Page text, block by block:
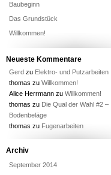
Baubeginn
Das Grundstück
Willkommen!
Neueste Kommentare
Gerd zu Elektro- und Putzarbeiten
thomas zu Willkommen!
Alice Herrmann zu Willkommen!
thomas zu Die Qual der Wahl #2 –
Bodenbeläge
thomas zu Fugenarbeiten
Archiv
September 2014